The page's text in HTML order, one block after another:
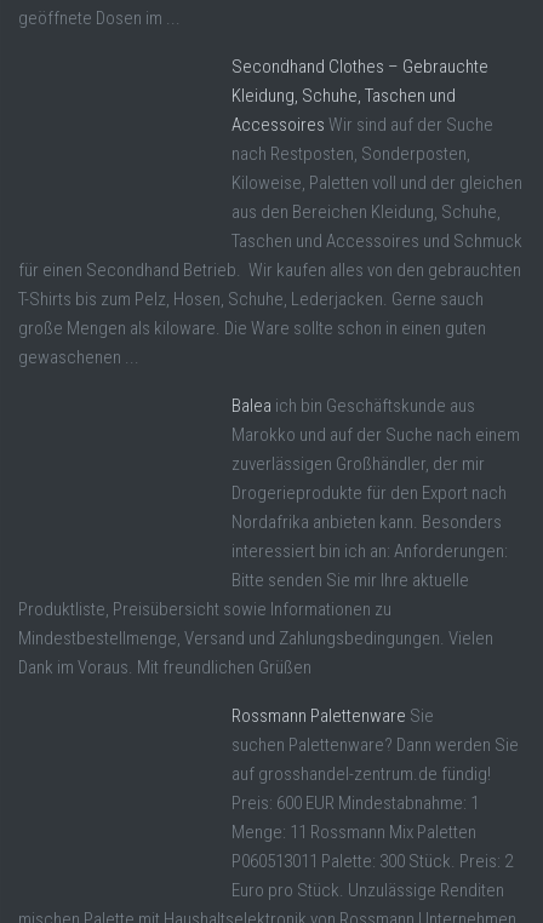
geöffnete Dosen im ...
Secondhand Clothes – Gebrauchte
Kleidung, Schuhe, Taschen und
Accessoires Wir sind auf der Suche
nach Restposten, Sonderposten,
Kiloweise, Paletten voll und der gleichen
aus den Bereichen Kleidung, Schuhe,
Taschen und Accessoires und Schmuck
für einen Secondhand Betrieb. Wir kaufen alles von den gebrauchten
T-Shirts bis zum Pelz, Hosen, Schuhe, Lederjacken. Gerne sauch
große Mengen als kiloware. Die Ware sollte schon in einen guten
gewaschenen ...
Balea ich bin Geschäftskunde aus
Marokko und auf der Suche nach einem
zuverlässigen Großhändler, der mir
Drogerieprodukte für den Export nach
Nordafrika anbieten kann. Besonders
interessiert bin ich an: Anforderungen:
Bitte senden Sie mir Ihre aktuelle
Produktliste, Preisübersicht sowie Informationen zu
Mindestbestellmenge, Versand und Zahlungsbedingungen. Vielen
Dank im Voraus. Mit freundlichen Grüßen
Rossmann Palettenware Sie
suchen Palettenware? Dann werden Sie
auf grosshandel-zentrum.de fündig!
Preis: 600 EUR Mindestabnahme: 1
Menge: 11 Rossmann Mix Paletten
P060513011 Palette: 300 Stück. Preis: 2
Euro pro Stück. Unzulässige Renditen